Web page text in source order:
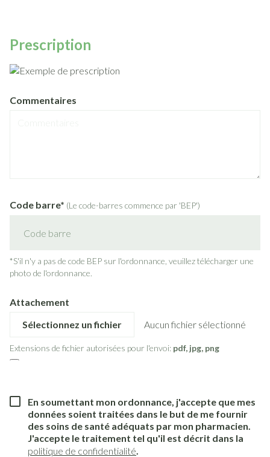
Prescription
Commentaires
Code barre* (Le code-barres commence par 'BEP')
*S'il n'y a pas de code BEP sur l'ordonnance, veuillez télécharger une
photo de l'ordonnance.
Attachement
Aucun fichier sélectionné
Extensions de fichier autorisées pour l'envoi: pdf, jpg, png
En soumettant mon ordonnance, j'accepte que mes
données soient traitées dans le but de me fournir
des soins de santé adéquats par mon pharmacien.
J'accepte le traitement tel qu'il est décrit dans la
politique de confidentialité.